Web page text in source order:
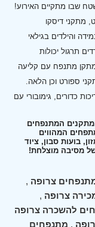
שבו מתקיים האירוע!
מתקני דיסקו
והילדים בגילאי
תרגול יכולות
מתנפח עם קליעה
ספורט וכן הלאה.
כדורים, גימובורי עם
המתנפחים
המהווים
בועות סבון, ציוד
מסיבה מוצלחת!
צרופה ,
צרופה ,
להשכרה צרופה
, מתנפחים